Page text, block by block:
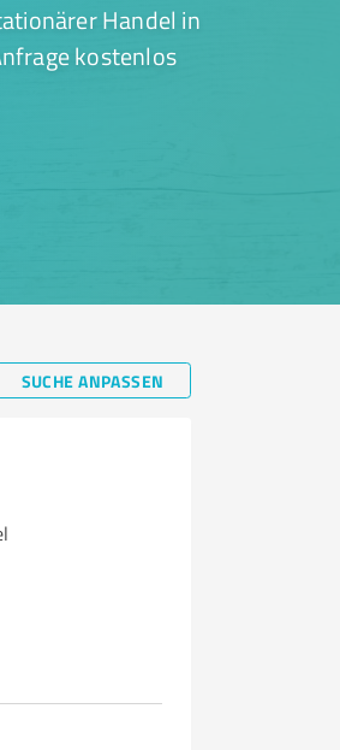
Handel in
kostenlos
SUCHE ANPASSEN